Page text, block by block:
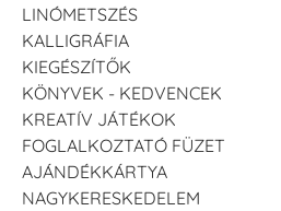
LINÓMETSZÉS
KALLIGRÁFIA
KIEGÉSZÍTŐK
KÖNYVEK - KEDVENCEK
KREATÍV JÁTÉKOK
FOGLALKOZTATÓ FÜZET
AJÁNDÉKKÁRTYA
NAGYKERESKEDELEM